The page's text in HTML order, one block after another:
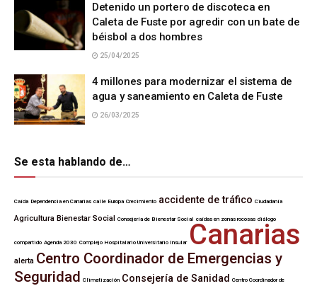
Detenido un portero de discoteca en
Caleta de Fuste por agredir con un bate de
béisbol a dos hombres
25/04/2025
4 millones para modernizar el sistema de
agua y saneamiento en Caleta de Fuste
26/03/2025
Se esta hablando de…
Caída Dependencia en Canarias calle Europa Crecimiento accidente de tráfico Ciudadanía
Agricultura Bienestar Social Consejería de Bienestar Social caídas en zonas rocosas diálogo
compartido Agenda 2030 Complejo Hospitalario Universitario Insular Canarias
alerta Centro Coordinador de Emergencias y
Seguridad Climatización Consejería de Sanidad Centro Coordinador de